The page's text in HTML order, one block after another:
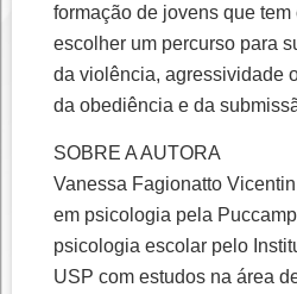
formação de jovens que
escolher um percurso para
da violência, agressividade
da obediência e da
SOBRE A AUTORA
Vanessa Fagionatto
em psicologia pela
psicologia escolar pelo
USP com estudos na área